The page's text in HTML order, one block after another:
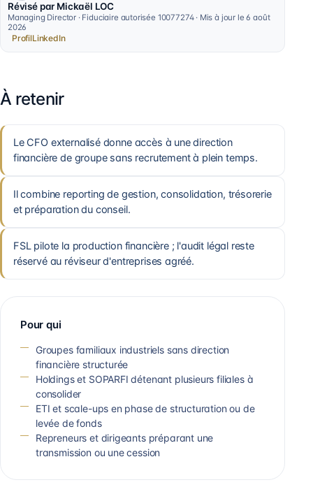
Révisé par Mickaël LOC
Managing Director · Fiduciaire autorisée 10077274 · Mis à jour le 6 août
2026
ProfilLinkedIn
À retenir
Le CFO externalisé donne accès à une direction
financière de groupe sans recrutement à plein temps.
Il combine reporting de gestion, consolidation, trésorerie
et préparation du conseil.
FSL pilote la production financière ; l'audit légal reste
réservé au réviseur d'entreprises agréé.
Pour qui
Groupes familiaux industriels sans direction
financière structurée
Holdings et SOPARFI détenant plusieurs filiales à
consolider
ETI et scale-ups en phase de structuration ou de
levée de fonds
Repreneurs et dirigeants préparant une
transmission ou une cession